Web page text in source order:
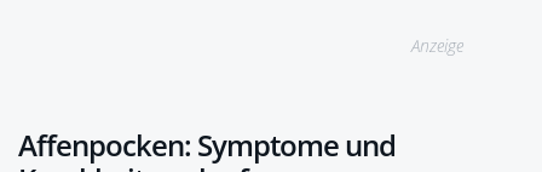
Anzeige
Affenpocken: Symptome und